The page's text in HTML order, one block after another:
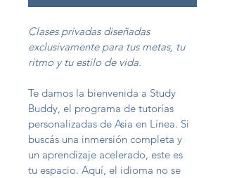
Clases privadas diseñadas
exclusivamente para tus metas, tu
ritmo y tu estilo de vida.
Te damos la bienvenida a Study
Buddy, el programa de tutorías
personalizadas de Asia en Línea. Si
buscás una inmersión completa y
un aprendizaje acelerado, este es
tu espacio. Aquí, el idioma no se